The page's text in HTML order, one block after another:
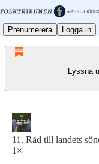
Prenumerera Logga in
Lyssna
11. Råd till landets
1×